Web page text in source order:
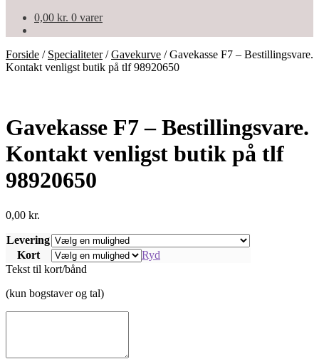
0,00 kr. 0 varer
Forside / Specialiteter/Gavekurve /Gavekasse F7 – Bestillingsvare.
Kontakt venligst butik på tlf 98920650
Gavekasse F7 – Bestillingsvare.
Kontakt venligst butik på tlf
98920650
0,00 kr.
Levering
Kort
Ryd
Tekst til kort/bånd
(kun bogstaver og tal)